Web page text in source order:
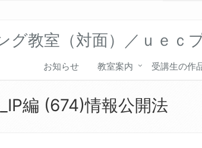
グ教室（対面）／ｕｅｃ
お知らせ 教室案内 受講生の作
編 (674)情報公開法